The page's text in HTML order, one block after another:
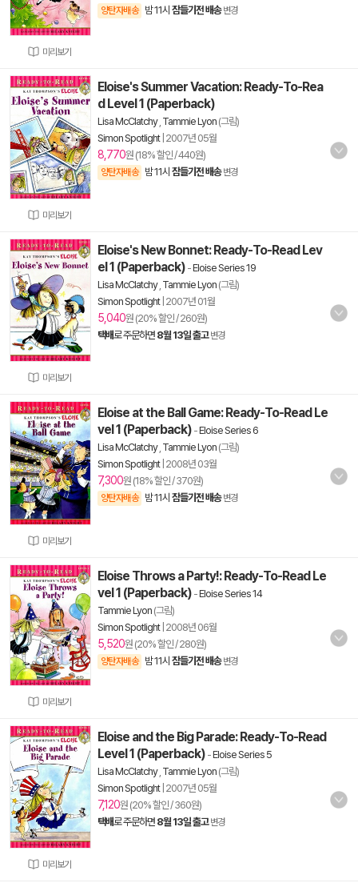
미리보기
양탄자배송 밤 11시 잠들기전 배송 변경
미리보기
Eloise's Summer Vacation: Ready-To-Rea
d Level 1 (Paperback)
Lisa McClatchy, Tammie Lyon (그림)
Simon Spotlight| 2007년 05월
8,770원 (18% 할인 / 440원)
양탄자배송 밤 11시 잠들기전 배송 변경
미리보기
Eloise's New Bonnet: Ready-To-Read Lev
el 1 (Paperback) -Eloise Series 19
Lisa McClatchy, Tammie Lyon (그림)
Simon Spotlight| 2007년 01월
5,040원 (20% 할인 / 260원)
택배로 주문하면 8월 13일 출고 변경
미리보기
Eloise at the Ball Game: Ready-To-Read Le
vel 1 (Paperback) -Eloise Series 6
Lisa McClatchy, Tammie Lyon (그림)
Simon Spotlight| 2008년 03월
7,300원 (18% 할인 / 370원)
양탄자배송 밤 11시 잠들기전 배송 변경
미리보기
Eloise Throws a Party!: Ready-To-Read Le
vel 1 (Paperback) -Eloise Series 14
Tammie Lyon (그림)
Simon Spotlight| 2008년 06월
5,520원 (20% 할인 / 280원)
양탄자배송 밤 11시 잠들기전 배송 변경
미리보기
Eloise and the Big Parade: Ready-To-Read
Level 1 (Paperback) -Eloise Series 5
Lisa McClatchy, Tammie Lyon (그림)
Simon Spotlight| 2007년 05월
7,120원 (20% 할인 / 360원)
택배로 주문하면 8월 13일 출고 변경